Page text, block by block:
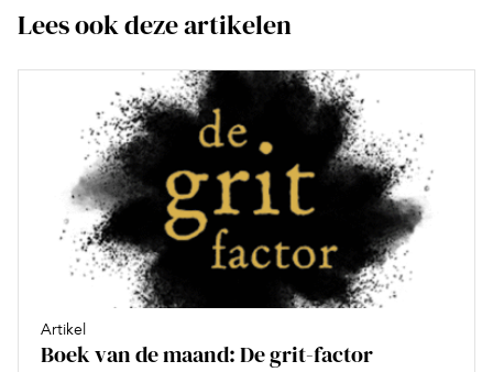
Lees ook deze artikelen
Artikel
Boek van de maand: De grit-factor